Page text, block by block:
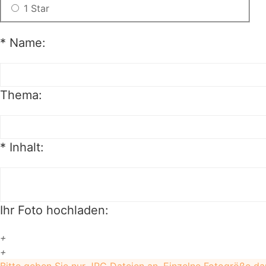
1 Star
* Name:
Thema:
* Inhalt:
Ihr Foto hochladen:
+
+